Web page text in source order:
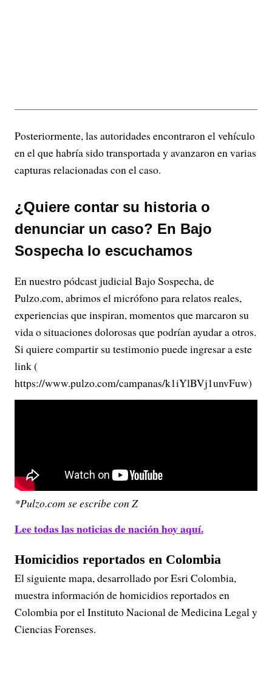
Posteriormente, las autoridades encontraron el vehículo
en el que habría sido transportada y avanzaron en varias
capturas relacionadas con el caso.
¿Quiere contar su historia o
denunciar un caso? En Bajo
Sospecha lo escuchamos
En nuestro pódcast judicial Bajo Sospecha, de
Pulzo.com, abrimos el micrófono para relatos reales,
experiencias que inspiran, momentos que marcaron su
vida o situaciones dolorosas que podrían ayudar a otros.
Si quiere compartir su testimonio puede ingresar a este
link (
https://www.pulzo.com/campanas/k1iYlBVj1unvFuw)
*Pulzo.com se escribe con Z
Lee todas las noticias de nación hoy aquí.
Homicidios reportados en Colombia
El siguiente mapa, desarrollado por Esri Colombia,
muestra información de homicidios reportados en
Colombia por el Instituto Nacional de Medicina Legal y
Ciencias Forenses.